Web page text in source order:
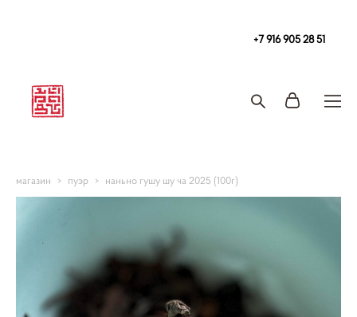
+7 916 905 28 51
магазин > пуэр > наньно гушу шу ча 2025 (100г)